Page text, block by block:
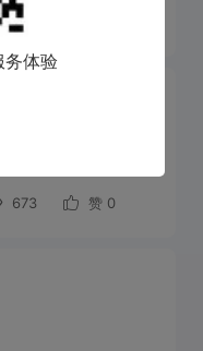
639
673 赞 0
体验